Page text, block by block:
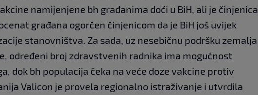
namijenjene bh građanima doći u BiH, ali je činjenica
građana ogorčen činjenicom da je BiH još uvijek
stanovništva. Za sada, uz nesebičnu podršku zemalja
određeni broj zdravstvenih radnika ima mogućnost
dok bh populacija čeka na veće doze vakcine protiv
Valicon je provela regionalno istraživanje i utvrdila